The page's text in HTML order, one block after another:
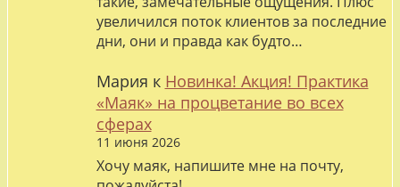
увеличился поток клиентов за последние
дни, они и правда как будто…
Мария к Новинка! Акция! Практика
«Маяк» на процветание во всех
сферах
11 июня 2026
Хочу маяк, напишите мне на почту,